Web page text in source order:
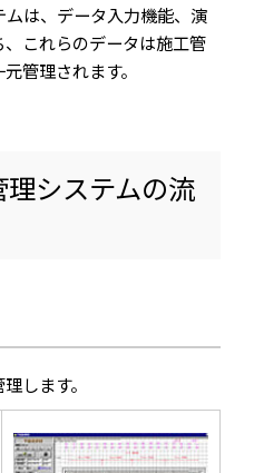
は、データ入力機能、演
これらのデータは施工管
管理されます。
システムの流
します。